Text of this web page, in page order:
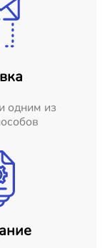
одним из